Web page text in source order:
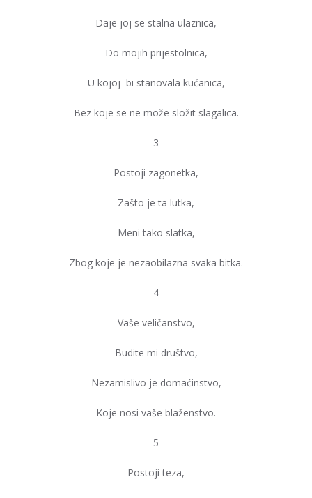
Daje joj se stalna ulaznica,
Do mojih prijestolnica,
U kojoj bi stanovala kućanica,
Bez koje se ne može složit slagalica.
3
Postoji zagonetka,
Zašto je ta lutka,
Meni tako slatka,
Zbog koje je nezaobilazna svaka bitka.
4
Vaše veličanstvo,
Budite mi društvo,
Nezamislivo je domaćinstvo,
Koje nosi vaše blaženstvo.
5
Postoji teza,